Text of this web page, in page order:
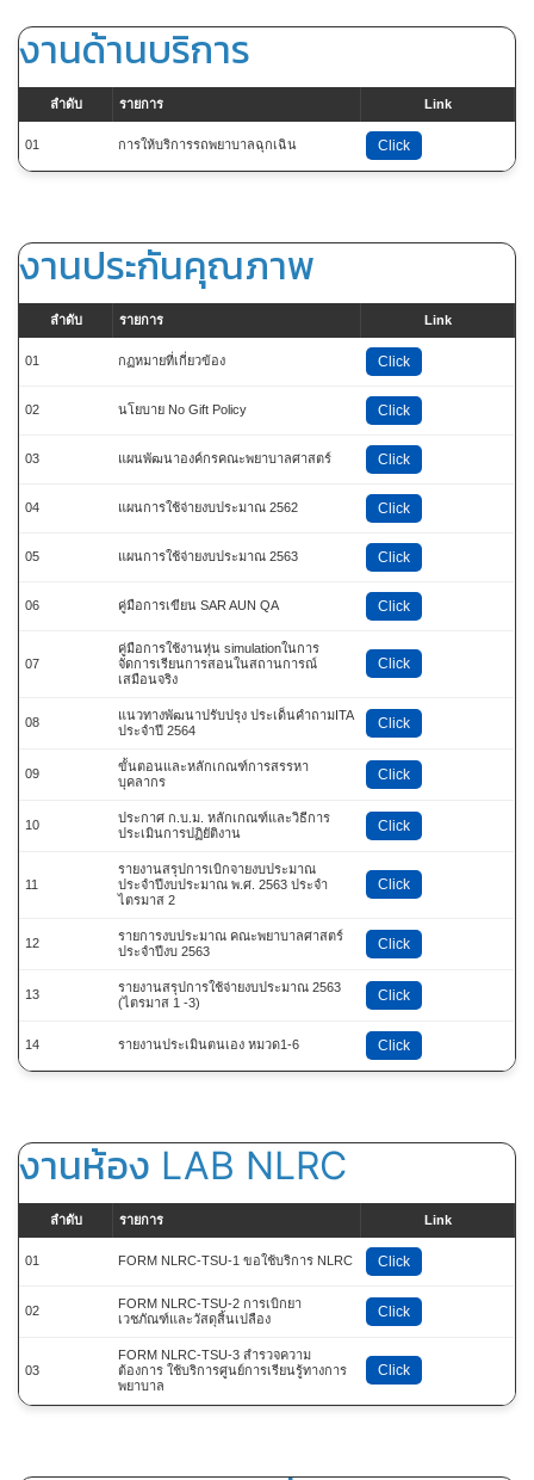
งานด้านบริการ
ลำดับ รายการ Link
01 การให้บริการรถพยาบาลฉุกเฉิน Click
งานประกันคุณภาพ
ลำดับ รายการ Link
01 กฏหมายที่เกี่ยวข้อง Click
02 นโยบาย No Gift Policy Click
03 แผนพัฒนาองค์กรคณะพยาบาลศาสตร์ Click
04 แผนการใช้จ่ายงบประมาณ 2562 Click
05 แผนการใช้จ่ายงบประมาณ 2563 Click
06 คู่มือการเขียน SAR AUN QA Click
07
คู่มือการใช้งานหุ่น simulationในการ
จัดการเรียนการสอนในสถานการณ์
เสมือนจริง
Click
08
แนวทางพัฒนาปรับปรุง ประเด็นคำถามITA
ประจำปี 2564
Click
09
ขั้นตอนและหลักเกณฑ์การสรรหา
บุคลากร
Click
10
ประกาศ ก.บ.ม. หลักเกณฑ์และวิธีการ
ประเมินการปฏิยัติงาน
Click
11
รายงานสรุปการเบิกจายงบประมาณ
ประจำปีงบประมาณ พ.ศ. 2563 ประจำ
ไตรมาส 2
Click
12
รายการงบประมาณ คณะพยาบาลศาสตร์
ประจำปีงบ 2563
Click
13
รายงานสรุปการใช้จ่ายงบประมาณ 2563
(ไตรมาส 1 -3)
Click
14 รายงานประเมินตนเอง หมวด1-6 Click
งานห้อง LAB NLRC
ลำดับ รายการ Link
01 FORM NLRC-TSU-1 ขอใช้บริการ NLRC Click
02
FORM NLRC-TSU-2 การเบิกยา
เวชภัณฑ์และวัสดุสิ้นเปลือง
Click
03
FORM NLRC-TSU-3 สำรวจความ
ต้องการ ใช้บริการศูนย์การเรียนรู้ทางการ
พยาบาล
Click